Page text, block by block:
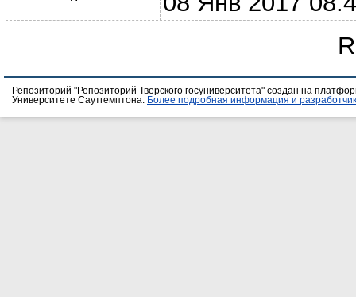
Репозиторий "Репозиторий Тверского госуниверситета" создан на
Университете Саутгемптона. Более подробная информация и